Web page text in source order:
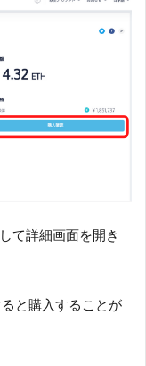
て詳細画面を開き
と購入することが